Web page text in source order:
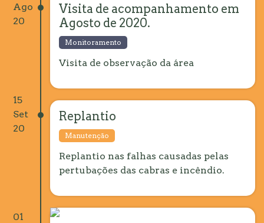
Ago
20
Visita de acompanhamento em
Agosto de 2020.
Monitoramento
Visita de observação da área
15
Set
20
Replantio
Manutenção
Replantio nas falhas causadas pelas
pertubações das cabras e incêndio.
01